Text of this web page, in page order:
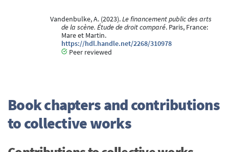
Vandenbulke, A. (2023).Le financement public des arts
de la scène. Étude de droit comparé. Paris, France:
Mare et Martin.
https://hdl.handle.net/2268/310978
Peer reviewed
Book chapters and contributions
to collective works